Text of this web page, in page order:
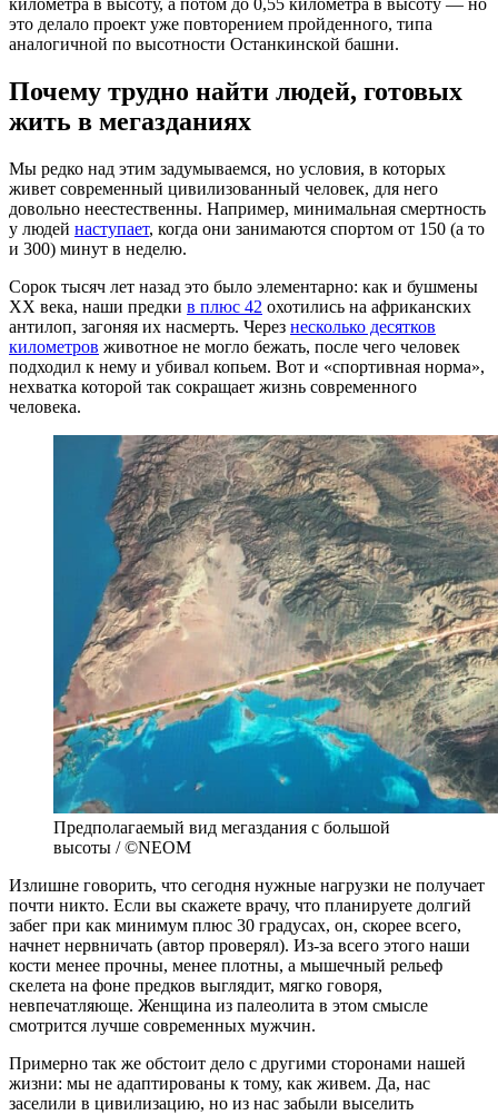
это делало проект уже повторением пройденного, типа
аналогичной по высотности Останкинской башни.
Почему трудно найти людей, готовых
жить в мегазданиях
Мы редко над этим задумываемся, но условия, в которых
живет современный цивилизованный человек, для него
довольно неестественны. Например, минимальная смертность
у людей наступает, когда они занимаются спортом от 150 (а то
и 300) минут в неделю.
Сорок тысяч лет назад это было элементарно: как и бушмены
XX века, наши предки в плюс 42 охотились на африканских
антилоп, загоняя их насмерть. Через несколько десятков
километров животное не могло бежать, после чего человек
подходил к нему и убивал копьем. Вот и «спортивная норма»,
нехватка которой так сокращает жизнь современного
человека.
Предполагаемый вид мегаздания с большой
высоты / ©NEOM
Излишне говорить, что сегодня нужные нагрузки не получает
почти никто. Если вы скажете врачу, что планируете долгий
забег при как минимум плюс 30 градусах, он, скорее всего,
начнет нервничать (автор проверял). Из-за всего этого наши
кости менее прочны, менее плотны, а мышечный рельеф
скелета на фоне предков выглядит, мягко говоря,
невпечатляюще. Женщина из палеолита в этом смысле
смотрится лучше современных мужчин.
Примерно так же обстоит дело с другими сторонами нашей
жизни: мы не адаптированы к тому, как живем. Да, нас
заселили в цивилизацию, но из нас забыли выселить